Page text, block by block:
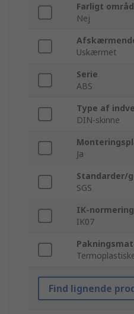
Farligt
Nej
Uskærmet
Serie
ABS
Type af
DIN-skinne
Ja
Standarder/
SGS
IK-normering
IK07
Find lignende